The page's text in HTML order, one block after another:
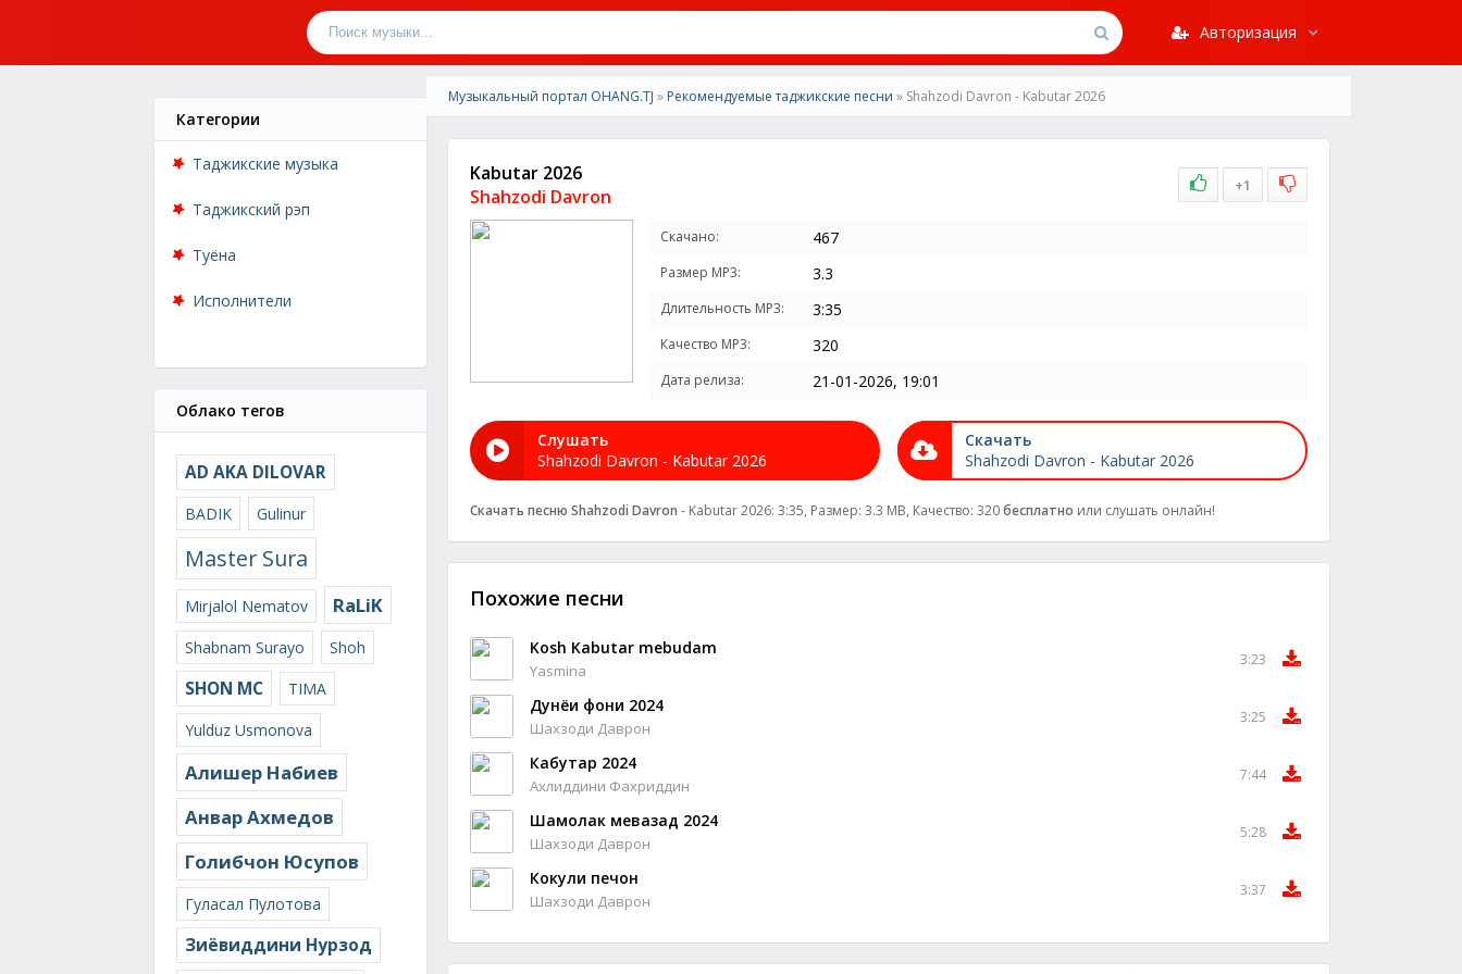
Авторизация
Категории
Таджикские музыка
Таджикский рэп
Туёна
Исполнители
Облако тегов
AD AKA DILOVAR
BADIK Gulinur
Master Sura
Mirjalol Nematov RaLiK
Shabnam Surayo Shoh
SHON MC
TIMA
Yulduz Usmonova
Алишер Набиев
Анвар Ахмедов
Голибчон Юсупов
Гуласал Пулотова
Зиёвиддини Нурзод
Музыкальный портал OHANG.TJ » Рекомендуемые таджикские песни » Shahzodi Davron - Kabutar 2026
Kabutar 2026
Shahzodi Davron
+1
Скачано: 467
Размер MP3: 3.3
Длительность MP3: 3:35
Качество MP3: 320
Дата релиза: 21-01-2026, 19:01
Слушать
Shahzodi Davron - Kabutar 2026
Скачать
Shahzodi Davron - Kabutar 2026
Скачать песню Shahzodi Davron - Kabutar 2026: 3:35, Размер: 3.3 MB, Качество: 320бесплатно или слушать онлайн!
Похожие песни
Kosh Kabutar mebudam
Yasmina
3:23
Дунёи фони 2024
Шахзоди Даврон
3:25
Кабутар 2024
Ахлиддини Фахриддин
7:44
Шамолак мевазад 2024
Шахзоди Даврон
5:28
Кокули печон
Шахзоди Даврон
3:37